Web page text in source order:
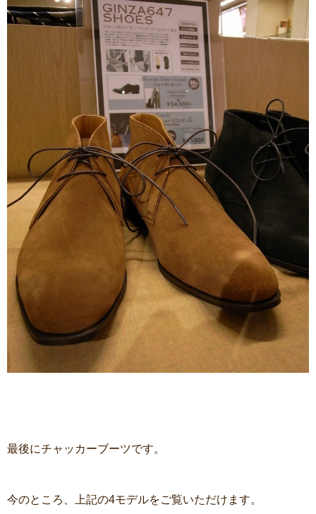
最後にチャッカーブーツです。
今のところ、上記の4モデルをご覧いただけます。